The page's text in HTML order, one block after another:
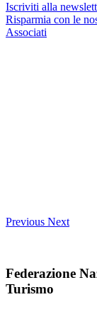
Iscriviti alla
Risparmia con le
Associati
Previous Next
Federazione
Turismo